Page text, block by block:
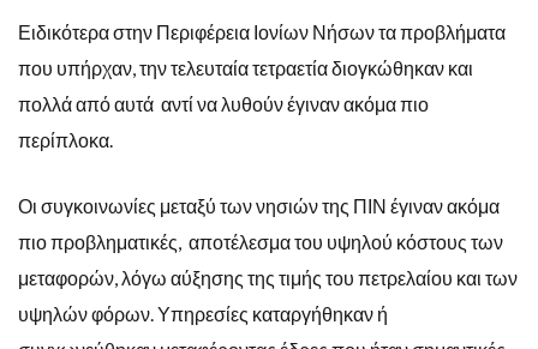
Ειδικότερα στην Περιφέρεια Ιονίων Νήσων τα προβλήματα
που υπήρχαν, την τελευταία τετραετία διογκώθηκαν και
πολλά από αυτά αντί να λυθούν έγιναν ακόμα πιο
περίπλοκα.
Οι συγκοινωνίες μεταξύ των νησιών της ΠΙΝ έγιναν ακόμα
πιο προβληματικές, αποτέλεσμα του υψηλού κόστους των
μεταφορών, λόγω αύξησης της τιμής του πετρελαίου και των
υψηλών φόρων. Υπηρεσίες καταργήθηκαν ή